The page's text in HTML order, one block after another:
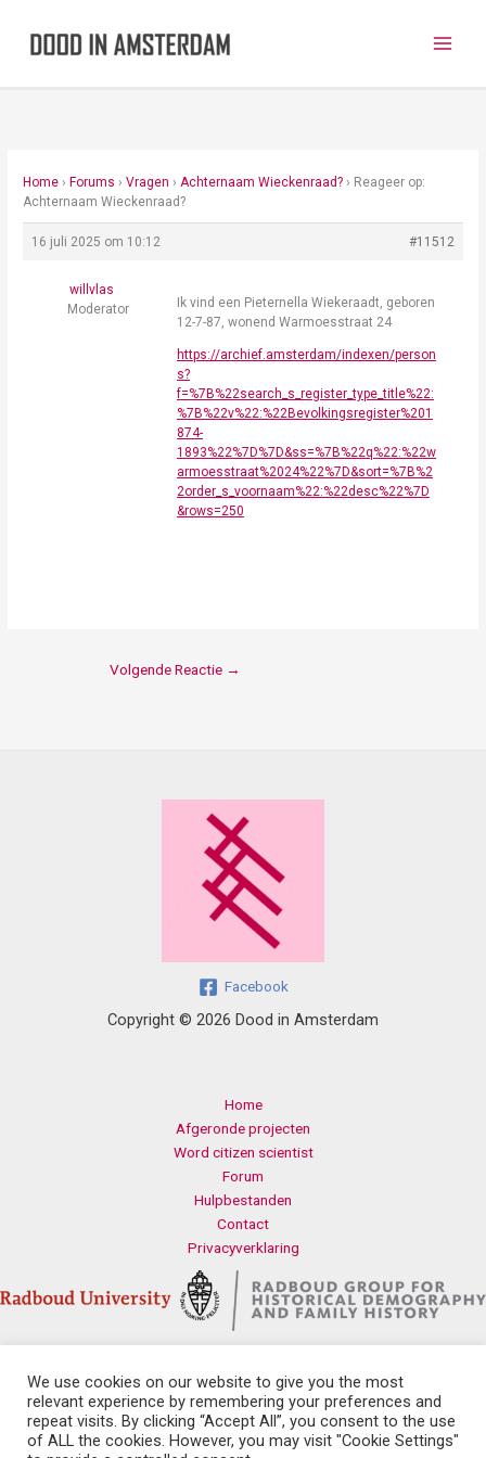
Home › Forums › Vragen › Achternaam Wieckenraad? › Reageer op:
Achternaam Wieckenraad?
16 juli 2025 om 10:12 #11512
willvlas
Moderator
Ik vind een Pieternella Wiekeraadt, geboren
12-7-87, wonend Warmoesstraat 24
https://archief.amsterdam/indexen/person
s?
f=%7B%22search_s_register_type_title%22:
%7B%22v%22:%22Bevolkingsregister%201
874-
1893%22%7D%7D&ss=%7B%22q%22:%22w
armoesstraat%2024%22%7D&sort=%7B%2
2order_s_voornaam%22:%22desc%22%7D
&rows=250
Volgende Reactie →
Facebook
Copyright © 2026 Dood in Amsterdam
Home
Afgeronde projecten
Word citizen scientist
Forum
Hulpbestanden
Contact
Privacyverklaring
Contact
Radboud Universiteit
Erasmusplein 1
We use cookies on our website to give you the most
relevant experience by remembering your preferences and
repeat visits. By clicking “Accept All”, you consent to the use
of ALL the cookies. However, you may visit "Cookie Settings"